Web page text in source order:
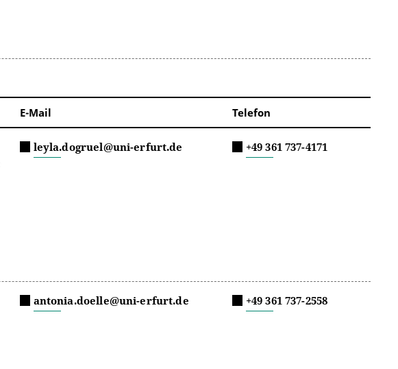
E-Mail Telefon
leyla.dogruel@uni-erfurt.de +49 361 737-4171
antonia.doelle@uni-erfurt.de +49 361 737-2558